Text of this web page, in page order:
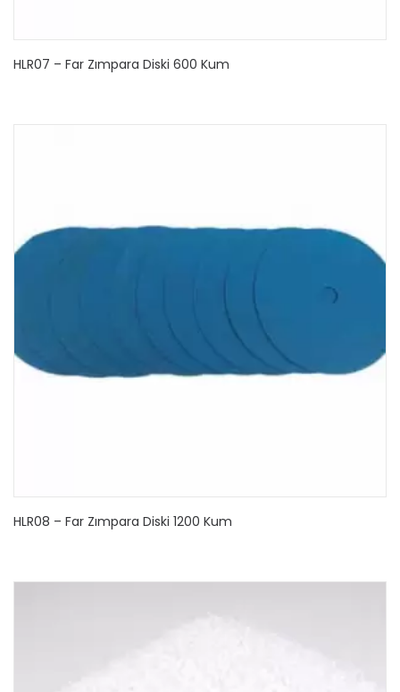
HLR07 – Far Zımpara Diski 600 Kum
HLR08 – Far Zımpara Diski 1200 Kum